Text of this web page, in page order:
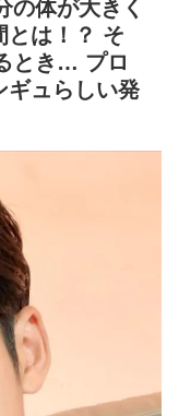
の体が大きく
とは！？ そ
とき… プロ
ギュらしい発